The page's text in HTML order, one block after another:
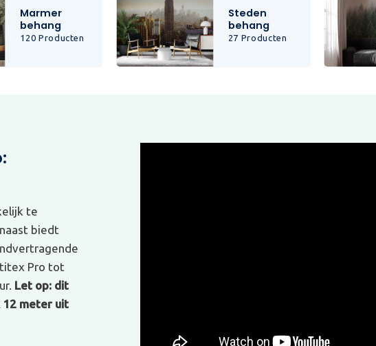
Marmer
behang
120 Producten
Steden
behang
27 Producten
te
biedt
Pro tot
Let op: dit
12 meter uit